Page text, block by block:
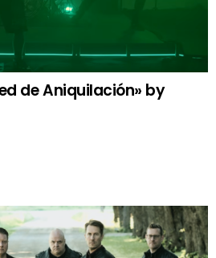
de Aniquilación» by